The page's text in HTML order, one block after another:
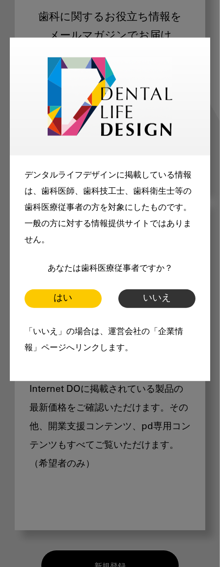
デンタルライフデザインに掲載している情報
は、歯科医師、歯科技工士、歯科衛生士等の
歯科医療従事者の方を対象にしたものです。
一般の方に対する情報提供サイトではありま
せん。
あなたは歯科医療従事者ですか？
はい いいえ
「いいえ」の場合は、運営会社の「企業情
報」ページへリンクします。
歯科に関するお役立ち情報を
メールマガジンでお届け
ご登録いただいた職種（歯科医師、歯
科衛生士、歯科技工士）に合わせた内
容のメールマガジンをお届けします。
メリット
製品価格も閲覧可能
Internet DOに掲載されている製品の
最新価格をご確認いただけます。その
他、開業支援コンテンツ、pd専用コン
テンツもすべてご覧いただけます。
（希望者のみ）